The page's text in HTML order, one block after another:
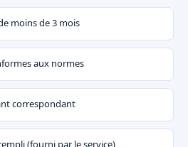
moins de 3 mois
aux normes
correspondant
(fourni par le service)